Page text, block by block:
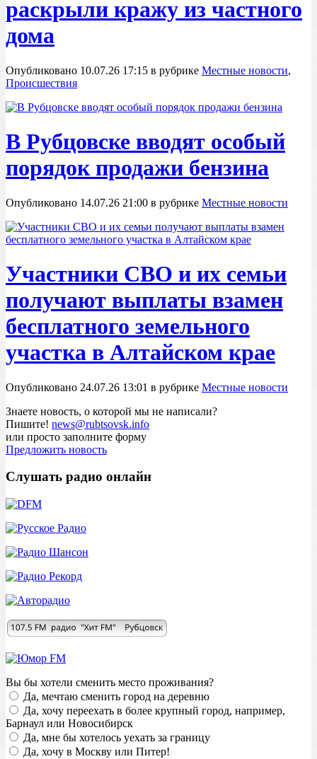
раскрыли кражу из частного
дома
Опубликовано 10.07.26 17:15 в рубрике Местные новости,
Происшествия
В Рубцовске вводят особый
порядок продажи бензина
Опубликовано 14.07.26 21:00 в рубрике Местные новости
Участники СВО и их семьи
получают выплаты взамен
бесплатного земельного
участка в Алтайском крае
Опубликовано 24.07.26 13:01 в рубрике Местные новости
Знаете новость, о которой мы не написали?
Пишите! news@rubtsovsk.info
или просто заполните форму
Предложить новость
Слушать радио онлайн
Вы бы хотели сменить место проживания?
Да, мечтаю сменить город на деревню
Да, хочу переехать в более крупный город, например,
Барнаул или Новосибирск
Да, мне бы хотелось уехать за границу
Да, хочу в Москву или Питер!